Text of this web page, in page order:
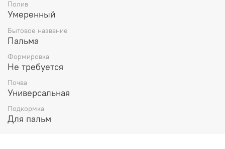
Полив
Умеренный
Бытовое название
Пальма
Формировка
Не требуется
Почва
Универсальная
Подкормка
Для пальм